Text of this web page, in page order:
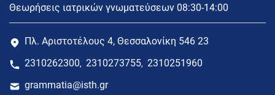
Θεωρήσεις ιατρικών γνωματεύσεων 08:30-14:00
Πλ. Αριστοτέλους 4, Θεσσαλονίκη 546 23
2310262300, 2310273755, 2310251960
grammatia@isth.gr